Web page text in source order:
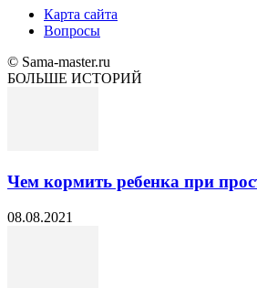
Карта сайта
Вопросы
© Sama-master.ru
БОЛЬШЕ ИСТОРИЙ
Чем кормить ребенка при
08.08.2021